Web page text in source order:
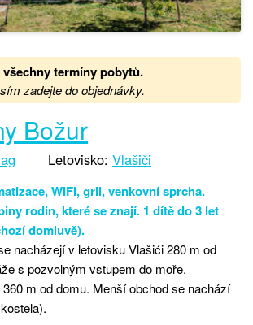
všechny termíny pobytů.
zadejte do objednávky.
Božur
Letovisko: Vlašiči
WIFI, gril, venkovní sprcha.
rodin, které se znají. 1 dítě do 3 let
domluvě).
nacházejí v letovisku Vlašići 280 m od
s pozvolným vstupem do moře.
m od domu. Menší obchod se nachází